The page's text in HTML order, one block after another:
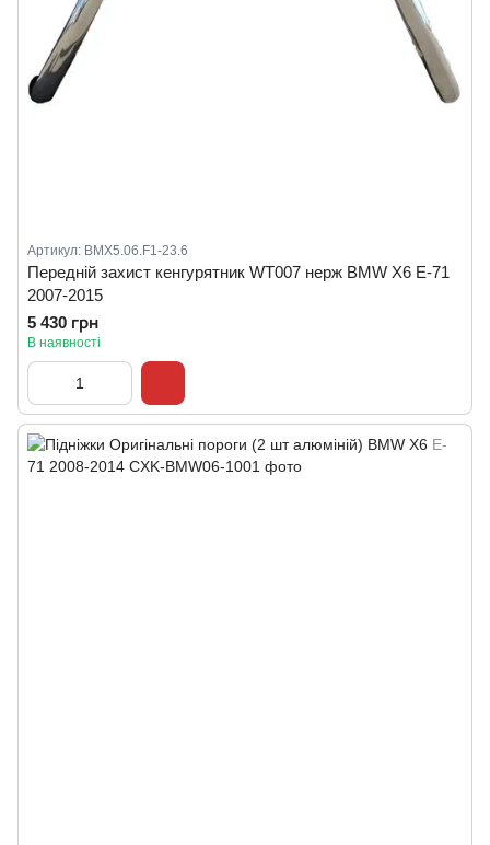
Артикул: BMX5.06.F1-23.6
Передній захист кенгурятник WT007 нерж BMW X6 E-71
2007-2015
5 430 грн
В наявності